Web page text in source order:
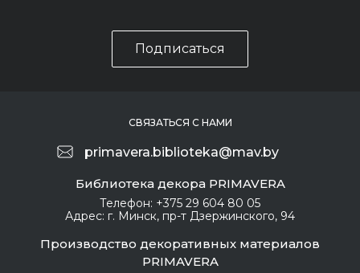
Подписаться
СВЯЗАТЬСЯ С НАМИ
primavera.biblioteka@mav.by
Библиотека декора PRIMAVERA
Телефон: +375 29 604 80 05
Адрес: г. Минск, пр-т Дзержинского, 94
Производство декоративных материалов
PRIMAVERA